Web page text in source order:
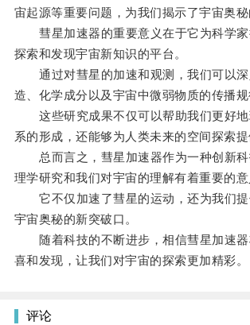
宙起源等重要问题，为我们揭示了宇宙奥秘
彗星加速器的重要意义在于它为科学家
探索和发现宇宙新知识的平台。
通过对彗星的加速和观测，我们可以深
造、化学成分以及宇宙中微弱物质的传播规
这些研究成果不仅可以帮助我们更好地
系的形成，还能够为人类未来的空间探索提
总而言之，彗星加速器作为一种创新科
理学研究和我们对宇宙的理解有着重要的意
它不仅加速了彗星的运动，还为我们提
宇宙奥秘的新突破口。
随着科技的不断进步，相信彗星加速器
喜和发现，让我们对宇宙的探索更加精彩。
评论